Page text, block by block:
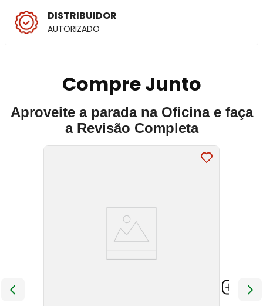
DISTRIBUIDOR
AUTORIZADO
Compre Junto
Aproveite a parada na Oficina e faça
a Revisão Completa